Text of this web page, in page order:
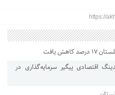
https://
یافت
بابک زنجانی با ۱۱ هلدینگ اقتصادی پیگیر سرمایه‌گذاری در